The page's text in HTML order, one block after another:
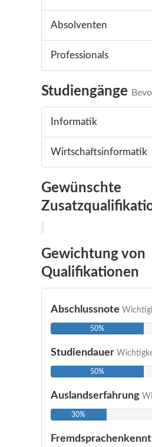
Absolventen
Professionals
Studiengänge
Informatik
Wirtschaftsinformatik
Gewünschte
Gewichtung von
Qualifikationen
Abschlussnote
50%
Studiendauer
50%
Auslandserfahrung
30%